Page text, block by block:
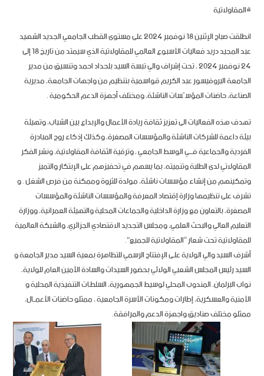
#المقاولاتية
انطلقت صباح الإثنين 18 نوفمبر 2024 على مستوى القطب الجامعي الجديد الشهيد
عبد المجيد دريد فعاليات الأسبوع العالمي للمقاولاتية الذي سيمتد من تاريخ 18 إلى
24 نوفمبر 2024 ، تحت إشراف والي تبسة السيد بلحداد احمد وتنسيق من مدير
الجامعة البروفيسور عبد الكريم قواسمية بتنظيم من واجهات الجامعة، مديرية
الصناعة، حاضنات المؤسّسات الناشئة، ومختلف أجهزة الدعم الحكومية .
تهدف هذه الفعاليات الى تعزيز ثقافة ريادة الأعمال والإبداع بين الشباب، وتهيئة
بيئة داعمة للشركات الناشئة والمؤسسات المصغرة، وكذلك إذكاء روح المبادرة
الفردية والجماعية فـــي الوسط الجامعي ، وترقية الثقافة المقاولاتية، ونشر الفكر
المقاولاتي لدى الطلبة وتنميته، بما يسهم في تحفيزهم على الإبتكار والتميز
وتمكينهم من إنشاء مؤسسات ناشئة، مولدة للثروة وممكنة من فرص الشغل . و
تشرف على تنظيمها وزارة إقتصاد المعرفة والمؤسسات الناشئة والمؤسسات
المصغرة، بالتعاون مع وزارة الداخلية والجماعات المحلية والتهيئة العمرانية، ووزارة
التعليم العالي والبحث العلمي، ومجلس التجديد الاقتصادي الجزائري، والشبكة العالمية
للمقاولاتية تحت شعار “المقاولاتية للجميع”.
أشرف السيد والي الولاية علـى الإفتتاح الرسمي للتظاهرة بمعية السيد مدير الجامعة و
السيد رئيس المجلس الشعبي الولائي بحضور السيدات والسادة الأمين العام للولاية،
نواب البرلمان، المندوب المحلي لوسيط الجمهورية، السلطـات التنفيذية المحلية و
الأمنية والعسكرية، إطارات ومكونات الأسرة الجامعية ، ممثلو حاضنات الأعمــال،
ممثلو مختلف صناديق واجهزة الدعم والمرافقة.